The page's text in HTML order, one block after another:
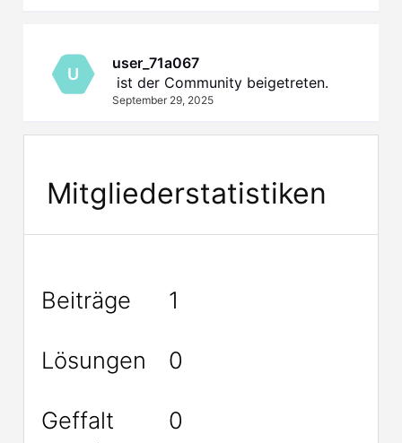
U
user_71a067
ist der Community beigetreten.
September 29, 2025
Mitgliederstatistiken
Beiträge 1
Lösungen 0
Geffalt
0